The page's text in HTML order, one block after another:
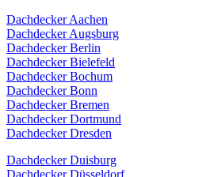
Dachdecker Aachen
Dachdecker Augsburg
Dachdecker Berlin
Dachdecker Bielefeld
Dachdecker Bochum
Dachdecker Bonn
Dachdecker Bremen
Dachdecker Dortmund
Dachdecker Dresden
Dachdecker Duisburg
Dachdecker Düsseldorf